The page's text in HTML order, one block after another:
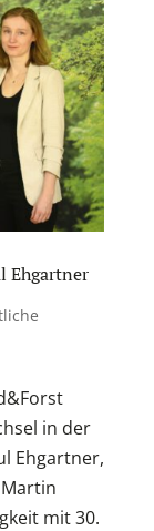
Ehgartner
in der
Ehgartner,
mit 30.